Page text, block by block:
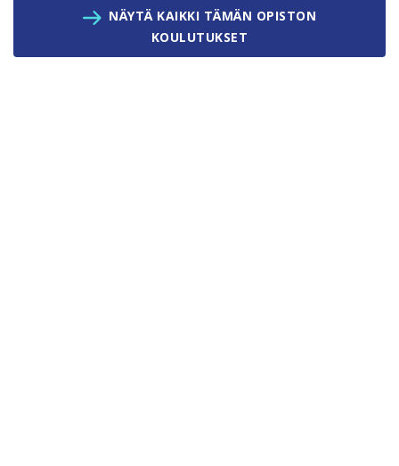
NÄYTÄ KAIKKI TÄMÄN OPISTON
KOULUTUKSET